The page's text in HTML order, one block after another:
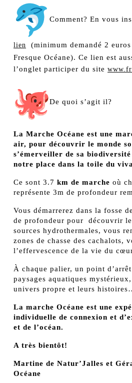
Comment? En vous
lien (minimum demandé 2
Fresque Océane). Ce lien est
l’onglet participer du site
De quoi s’agit il?
La Marche Océane est une
air, pour découvrir le monde
s’émerveiller de sa
notre place dans la toile du
Ce sont 3.7 km de marche où
représente 3m de profondeur
Vous démarrerez dans la fosse
de profondeur pour découvrir
sources hydrothermales, vous
zones de chasse des cachalots,
l’effervescence de la vie du
À chaque palier, un point
paysages aquatiques
univers propre et leurs
La marche Océane est une
individuelle de connexion et
et de l’océan.
A très bientôt!
Martine de Natur’Jalles et
Océane